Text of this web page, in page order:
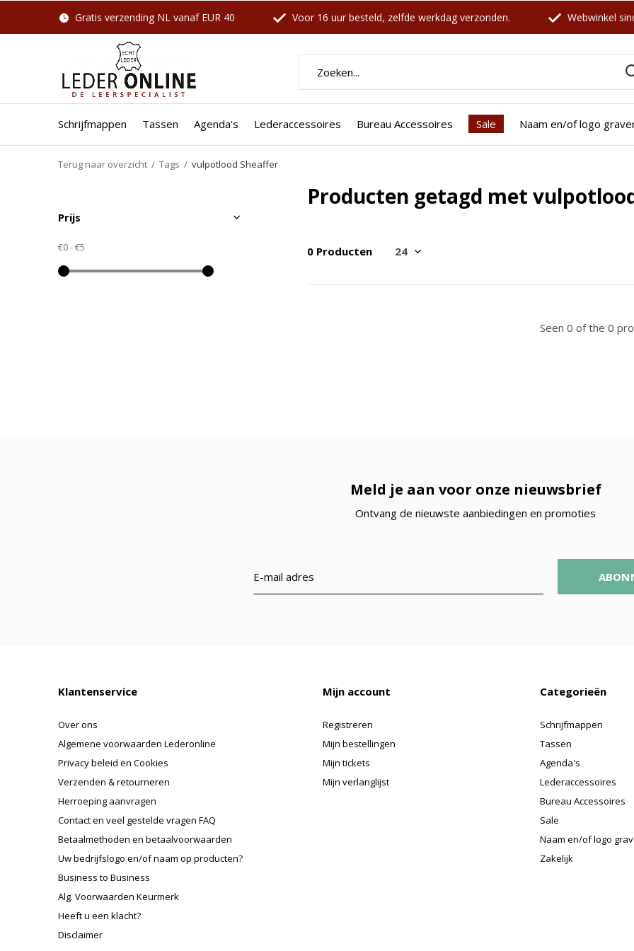
Schrijfmappen Tassen Agenda's Lederaccessoires Bureau Accessoires Sale Naam en/of logo
Gratis verzending NL vanaf EUR 40 Voor 16 uur besteld, zelfde werkdag verzonden. Webwinkel
Terug naar overzicht Tags vulpotlood Sheaffer
Producten getagd met
0 Producten
Seen 0 of the 0
Prijs
€0-€5
Meld je aan voor onze nieuwsbrief
Ontvang de nieuwste aanbiedingen en promoties
Klantenservice
Over ons
Algemene voorwaarden Lederonline
Privacy beleid en Cookies
Verzenden & retourneren
Herroeping aanvragen
Contact en veel gestelde vragen FAQ
Betaalmethoden en betaalvoorwaarden
Uw bedrijfslogo en/of naam op producten?
Business to Business
Alg. Voorwaarden Keurmerk
Heeft u een klacht?
Disclaimer
Mijn account
Registreren
Mijn bestellingen
Mijn tickets
Mijn verlanglijst
Categorieën
Schrijfmappen
Tassen
Agenda's
Lederaccessoires
Bureau Accessoires
Sale
Naam en/of logo
Zakelijk